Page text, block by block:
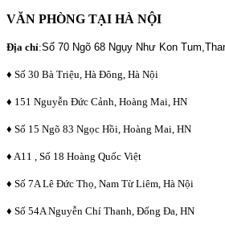
VĂN PHÒNG TẠI HÀ NỘI
Địa chỉ:Số 70 Ngõ 68 Ngụy Như Kon
♦ Số 30 Bà Triệu, Hà Đông, Hà Nội
♦ 151 Nguyễn Đức Cảnh, Hoàng Mai, HN
♦ Số 15 Ngõ 83 Ngọc Hồi, Hoàng Mai, HN
♦ A11 , Số 18 Hoàng Quốc Việt
♦ Số 7A Lê Đức Thọ, Nam Từ Liêm, Hà Nội
♦ Số 54A Nguyễn Chí Thanh, Đống Đa, HN